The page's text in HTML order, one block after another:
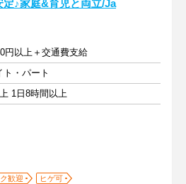
定♪家庭&育児と両立/Ja
円以上＋交通費支給
ト・パート
1日8時間以上
歓迎
ヒゲ可